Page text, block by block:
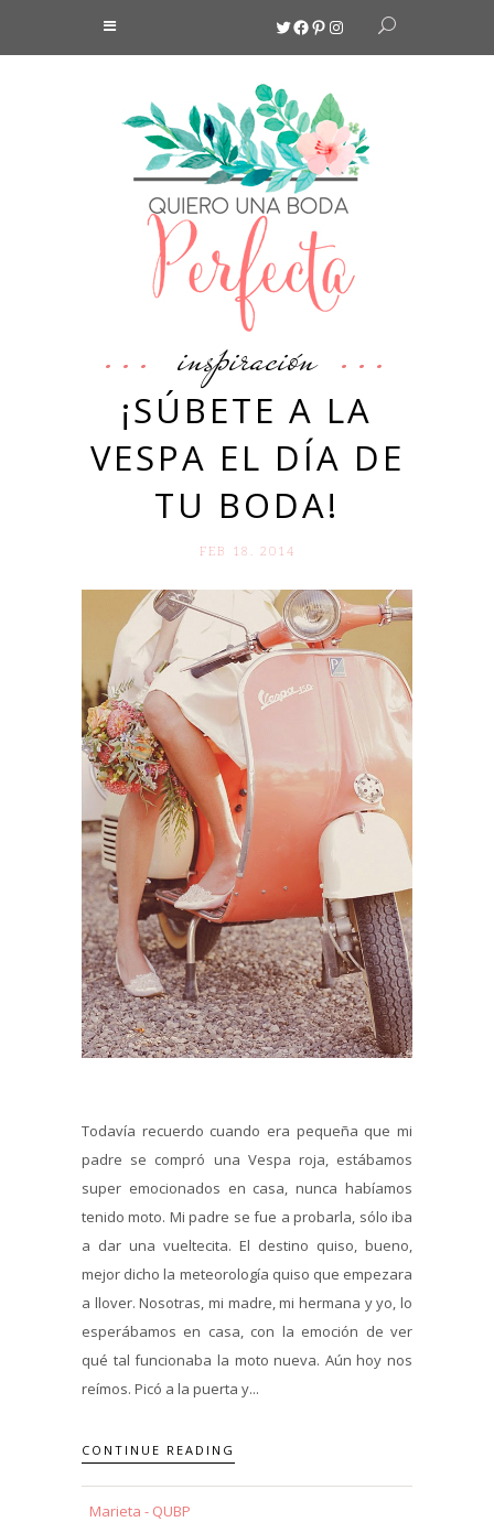
Twitter
Facebook
Pinterest
Instagram
inspiración
¡SÚBETE A LA
VESPA EL DÍA DE
TU BODA!
FEB 18. 2014
Todavía recuerdo cuando era pequeña que mi
padre se compró una Vespa roja, estábamos
super emocionados en casa, nunca habíamos
tenido moto. Mi padre se fue a probarla, sólo iba
a dar una vueltecita. El destino quiso, bueno,
mejor dicho la meteorología quiso que empezara
a llover. Nosotras, mi madre, mi hermana y yo, lo
esperábamos en casa, con la emoción de ver
qué tal funcionaba la moto nueva. Aún hoy nos
reímos. Picó a la puerta y...
CONTINUE READING
Marieta - QUBP